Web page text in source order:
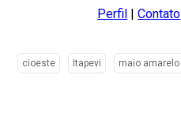
Perfil |Contato
cioeste Itapevi maio amarelo